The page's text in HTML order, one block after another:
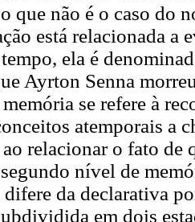
que não é o caso do
está relacionada a
ela é
Ayrton Senna
se refere à
atemporais a
relacionar o fato de
nível de
da declarativa
em dois